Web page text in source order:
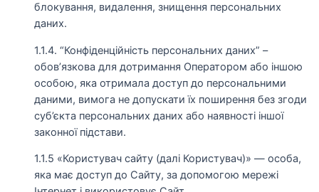
блокування, видалення, знищення персональних
даних.
1.1.4. “Конфіденційність персональних даних” –
обов’язкова для дотримання Оператором або іншою
особою, яка отримала доступ до персональними
даними, вимога не допускати їх поширення без згоди
суб’єкта персональних даних або наявності іншої
законної підстави.
1.1.5 «Користувач сайту (далі Користувач)» — особа,
яка має доступ до Сайту, за допомогою мережі